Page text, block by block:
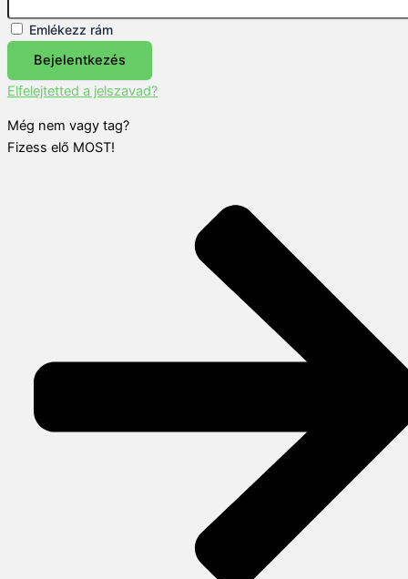
Emlékezz rám
Bejelentkezés
Elfelejtetted a jelszavad?
Még nem vagy tag?
Fizess elő MOST!